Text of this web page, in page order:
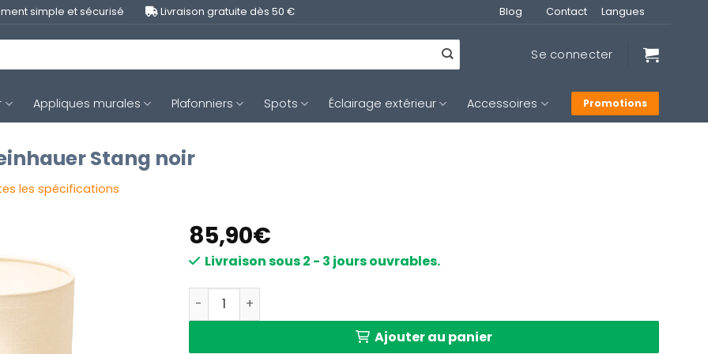
simple et sécurisé Livraison gratuite dès 50 € Blog Contact Langues
Se connecter
Appliques murales Plafonniers Spots Éclairage extérieur Accessoires Promotions
Stang noir
les spécifications
85,90€
Livraison sous 2 - 3 jours ouvrables.
quantité de Lampe d'ambiance murale Steinhauer Stang noir
Ajouter au panier